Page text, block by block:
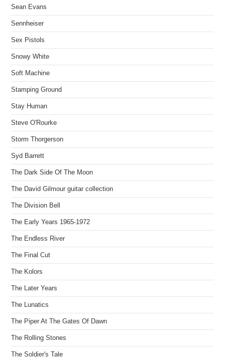
Sean Evans
Sennheiser
Sex Pistols
Snowy White
Soft Machine
Stamping Ground
Stay Human
Steve O'Rourke
Storm Thorgerson
Syd Barrett
The Dark Side Of The Moon
The David Gilmour guitar collection
The Division Bell
The Early Years 1965-1972
The Endless River
The Final Cut
The Kolors
The Later Years
The Lunatics
The Piper At The Gates Of Dawn
The Rolling Stones
The Soldier's Tale